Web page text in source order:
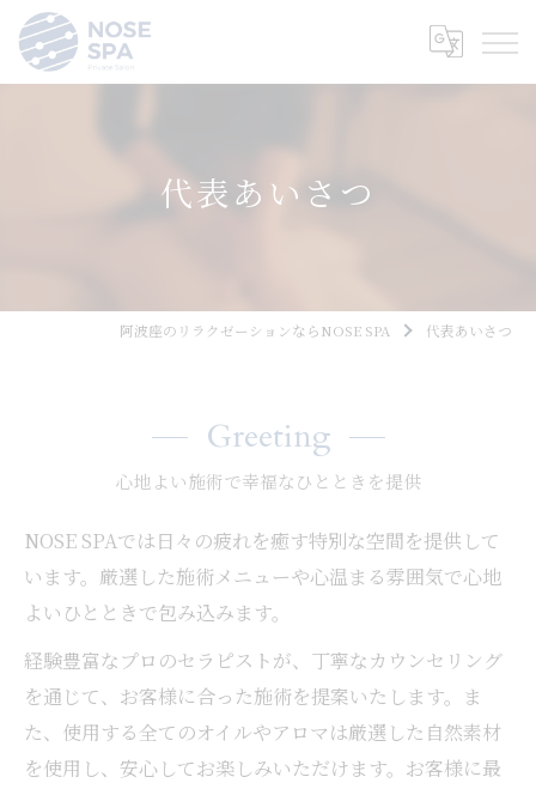
代表あいさつ
阿波座のリラクゼーションならNOSE SPA 代表あいさつ
心地よい施術で幸福なひとときを提供
Greeting
NOSE SPAでは日々の疲れを癒す特別な空間を提供して
います。厳選した施術メニューや心温まる雰囲気で心地
よいひとときで包み込みます。
経験豊富なプロのセラピストが、丁寧なカウンセリング
を通じて、お客様に合った施術を提案いたします。ま
た、使用する全てのオイルやアロマは厳選した自然素材
を使用し、安心してお楽しみいただけます。お客様に最